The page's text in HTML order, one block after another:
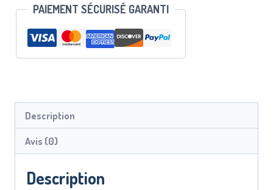
PAIEMENT SÉCURISÉ GARANTI
Description
Avis (0)
Description